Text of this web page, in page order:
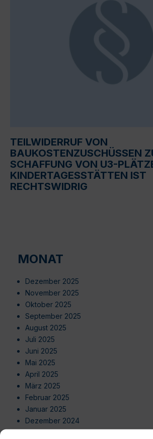
TEILWIDERRUF VON
BAUKOSTENZUSCHÜSSEN
SCHAFFUNG VON U3-
KINDERTAGESSTÄTTEN IST
RECHTSWIDRIG
MONAT
Dezember 2025
November 2025
Oktober 2025
September 2025
August 2025
Juli 2025
Juni 2025
Mai 2025
April 2025
März 2025
Februar 2025
Januar 2025
Dezember 2024
November 2024